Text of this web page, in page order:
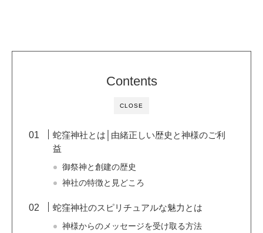
CLOSE
Contents
蛇窪神社とは│由緒正しい歴史と神様のご利
益
御祭神と創建の歴史
神社の特徴と見どころ
蛇窪神社のスピリチュアルな魅力とは
神様からのメッセージを受け取る方法